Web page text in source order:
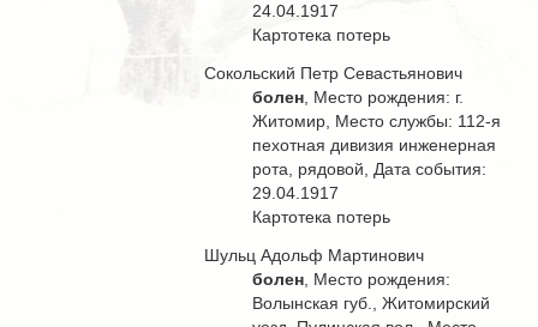
24.04.1917
Картотека потерь
Сокольский Петр Севастьянович
болен , Место рождения: г.
Житомир, Место службы: 112-я
пехотная дивизия инженерная
рота, рядовой, Дата события:
29.04.1917
Картотека потерь
Шульц Адольф Мартинович
болен , Место рождения:
Волынская губ., Житомирский